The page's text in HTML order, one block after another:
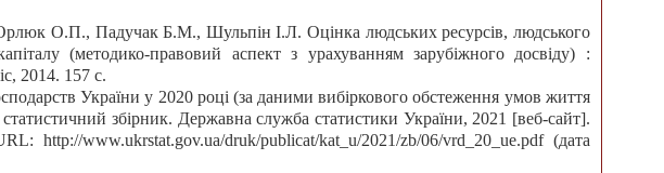
О.П., Падучак Б.М., Шульпін І.Л. Оцінка людських ресурсів, людського
(методико-правовий аспект з урахуванням зарубіжного досвіду) :
2014. 157 с.
України у 2020 році (за даними вибіркового обстеження умов життя
збірник. Державна служба статистики України, 2021 [веб-сайт].
http://www.ukrstat.gov.ua/druk/publicat/kat_u/2021/zb/06/vrd_20_ue.pdf (дата